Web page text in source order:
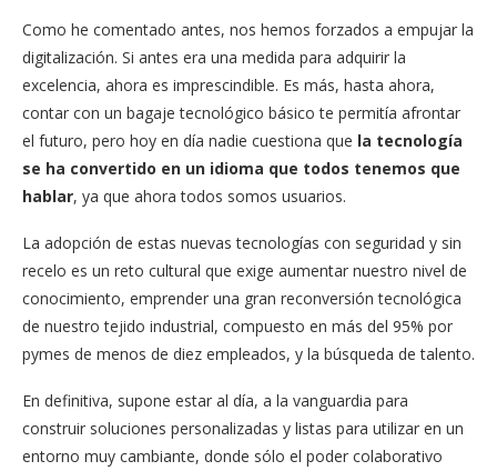
Como he comentado antes, nos hemos forzados a empujar la
digitalización. Si antes era una medida para adquirir la
excelencia, ahora es imprescindible. Es más, hasta ahora,
contar con un bagaje tecnológico básico te permitía afrontar
el futuro, pero hoy en día nadie cuestiona que la tecnología
se ha convertido en un idioma que todos tenemos que
hablar, ya que ahora todos somos usuarios.
La adopción de estas nuevas tecnologías con seguridad y sin
recelo es un reto cultural que exige aumentar nuestro nivel de
conocimiento, emprender una gran reconversión tecnológica
de nuestro tejido industrial, compuesto en más del 95% por
pymes de menos de diez empleados, y la búsqueda de talento.
En definitiva, supone estar al día, a la vanguardia para
construir soluciones personalizadas y listas para utilizar en un
entorno muy cambiante, donde sólo el poder colaborativo